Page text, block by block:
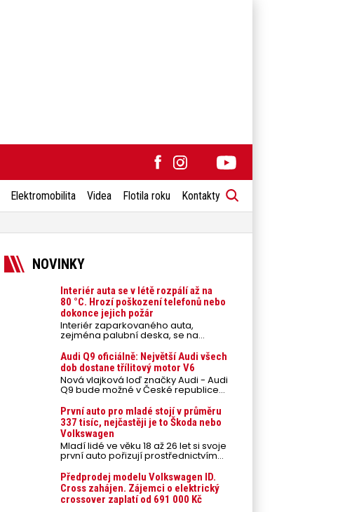
Elektromobilita Videa Flotila roku Kontakty
NOVINKY
Interiér auta se v létě rozpálí až na
80 °C. Hrozí poškození telefonů nebo
dokonce jejich požár
Interiér zaparkovaného auta,
zejména palubní deska, se na
přímém slunci může během letních
veder rozpálit až na 80 °C. Takové
teploty představují nebezpečí pro
odložené mobilní telefony,
powerbanky nebo notebooky. Můžou
urychlit stárnutí baterií, poškodit
případech i zvýšit riziko požáru.
Audi Q9 oficiálně: Největší Audi všech
dob dostane třílitový motor V6
Nová vlajková loď značky Audi - Audi
Q9 bude možné v České republice
objednávat od prvního srpnového
týdne 2026, kde budou oznámeny
také české ceny.
První auto pro mladé stojí v průměru
337 tisíc, nejčastěji je to Škoda nebo
Volkswagen
Mladí lidé ve věku 18 až 26 let si svoje
první auto pořizují prostřednictvím
úvěrového financování jako ojeté. Je
to tak u 93,3 % lidí, jen 6,7 % si pořídí
nové auto. Průměrná pořizovací
cena vozu dosahuje 337 tisíc korun a
průměrná financovaná částka
Předprodej modelu Volkswagen ID.
Cross zahájen. Zájemci o elektrický
crossover zaplatí od 691 000 Kč